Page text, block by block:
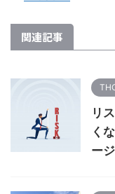
関連記事
リ
く
ー